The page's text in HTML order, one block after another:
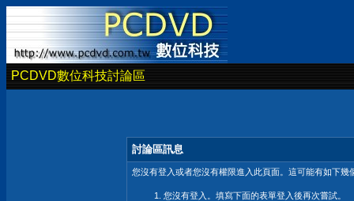
PCDVD數位科技討論區
討論區訊息
您沒有登入或者您沒有權限進入此頁面。這可能有如下幾
您沒有登入。填寫下面的表單登入後再次嘗試。